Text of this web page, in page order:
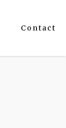
Contact